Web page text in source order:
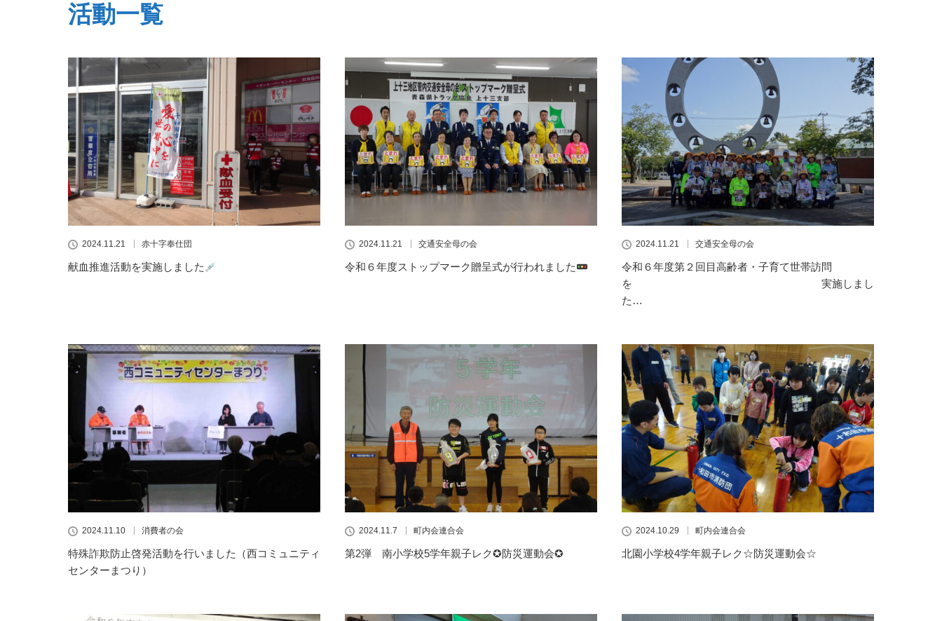
活動一覧
2024.11.21 赤十字奉仕団
献血推進活動を実施しました
2024.11.21 交通安全母の会
令和６年度ストップマーク贈呈式が行われました
2024.11.21 交通安全母の会
令和６年度第２回目高齢者・子育て世帯訪問
を 実施しまし
た…
2024.11.10 消費者の会
特殊詐欺防止啓発活動を行いました（西コミュニティ
センターまつり）
2024.11.7 町内会連合会
第2弾 南小学校5学年親子レク✪防災運動会✪
2024.10.29 町内会連合会
北園小学校4学年親子レク☆防災運動会☆